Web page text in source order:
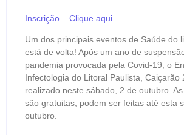
Inscrição – Clique aqui
Um dos principais eventos de Saúde do
está de volta! Após um ano de
pandemia provocada pela Covid-19, o
Infectologia do Litoral Paulista, Caiçarão
realizado neste sábado, 2 de outubro.
são gratuitas, podem ser feitas até esta
outubro.